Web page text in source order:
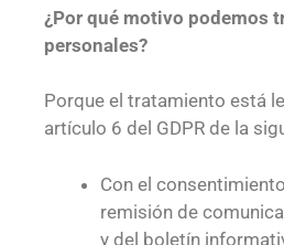
¿Por qué motivo podemos
personales?
Porque el tratamiento está
artículo 6 del GDPR de la
Con el
remisión de
y del boletín